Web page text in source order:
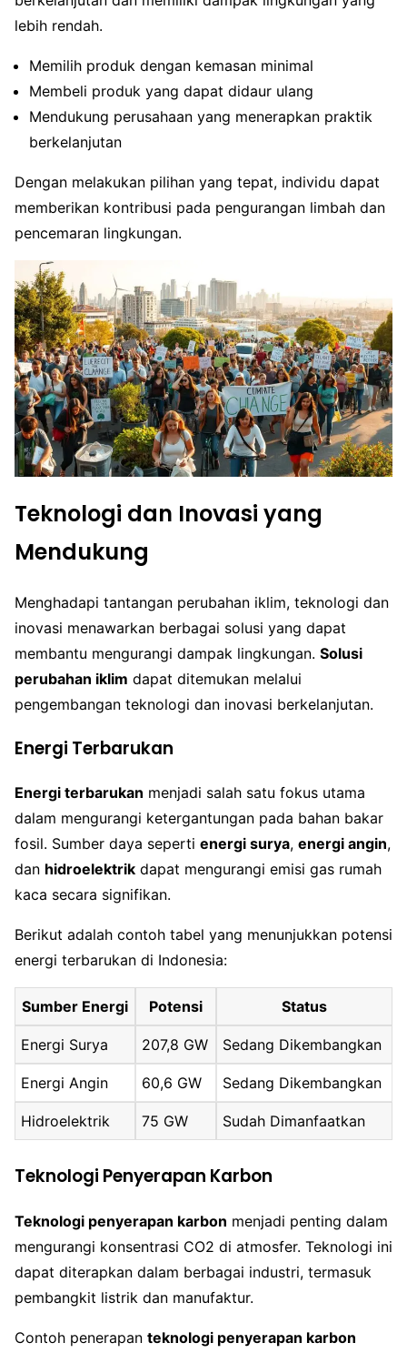
lebih rendah.
Memilih produk dengan kemasan minimal
Membeli produk yang dapat didaur ulang
Mendukung perusahaan yang menerapkan praktik
berkelanjutan
Dengan melakukan pilihan yang tepat, individu dapat
memberikan kontribusi pada pengurangan limbah dan
pencemaran lingkungan.
Teknologi dan Inovasi yang
Mendukung
Menghadapi tantangan perubahan iklim, teknologi dan
inovasi menawarkan berbagai solusi yang dapat
membantu mengurangi dampak lingkungan. Solusi
perubahan iklim dapat ditemukan melalui
pengembangan teknologi dan inovasi berkelanjutan.
Energi Terbarukan
Energi terbarukan menjadi salah satu fokus utama
dalam mengurangi ketergantungan pada bahan bakar
fosil. Sumber daya seperti energi surya, energi angin,
dan hidroelektrik dapat mengurangi emisi gas rumah
kaca secara signifikan.
Berikut adalah contoh tabel yang menunjukkan potensi
energi terbarukan di Indonesia:
Sumber Energi Potensi Status
Energi Surya 207,8 GW Sedang Dikembangkan
Energi Angin 60,6 GW Sedang Dikembangkan
Hidroelektrik 75 GW Sudah Dimanfaatkan
Teknologi Penyerapan Karbon
Teknologi penyerapan karbon menjadi penting dalam
mengurangi konsentrasi CO2 di atmosfer. Teknologi ini
dapat diterapkan dalam berbagai industri, termasuk
pembangkit listrik dan manufaktur.
Contoh penerapan teknologi penyerapan karbon